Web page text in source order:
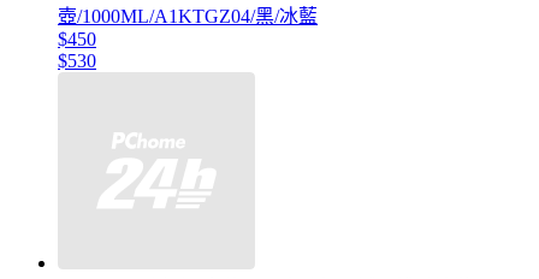
壺/1000ML/A1KTGZ04/黑/冰藍
$450
$530